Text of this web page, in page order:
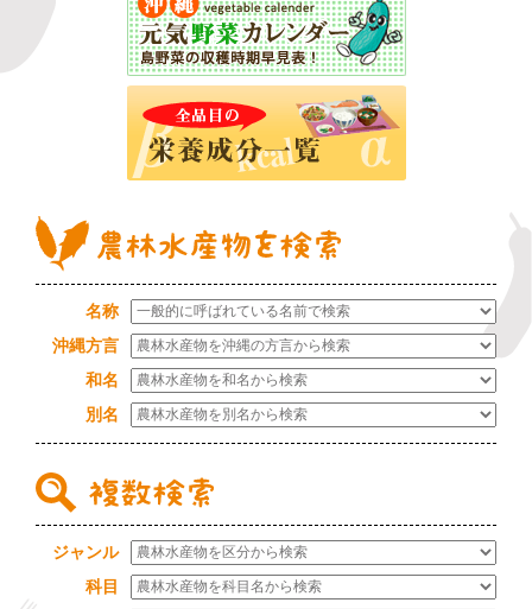
名称
沖縄方言
和名
別名
ジャンル
科目